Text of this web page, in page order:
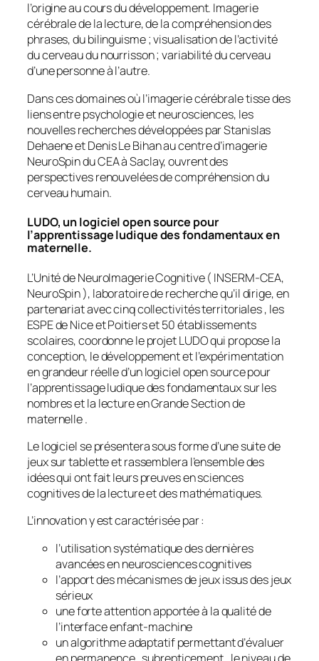
l’origine au cours du développement. Imagerie
cérébrale de la lecture, de la compréhension des
phrases, du bilinguisme ; visualisation de l’activité
du cerveau du nourrisson ; variabilité du cerveau
d’une personne à l’autre.
Dans ces domaines où l’imagerie cérébrale tisse des
liens entre psychologie et neurosciences, les
nouvelles recherches développées par Stanislas
Dehaene et Denis Le Bihan au centre d’imagerie
NeuroSpin du CEA à Saclay, ouvrent des
perspectives renouvelées de compréhension du
cerveau humain.
LUDO, un logiciel open source pour
l’apprentissage ludique des fondamentaux en
maternelle.
L’Unité de NeuroImagerie Cognitive ( INSERM-CEA,
NeuroSpin ), laboratoire de recherche qu’il dirige, en
partenariat avec cinq collectivités territoriales , les
ESPE de Nice et Poitiers et 50 établissements
scolaires, coordonne le projet LUDO qui propose la
conception, le développement et l’expérimentation
en grandeur réelle d’un logiciel open source pour
l’apprentissage ludique des fondamentaux sur les
nombres et la lecture en Grande Section de
maternelle .
Le logiciel se présentera sous forme d’une suite de
jeux sur tablette et rassemblera l’ensemble des
idées qui ont fait leurs preuves en sciences
cognitives de la lecture et des mathématiques.
L’innovation y est caractérisée par :
l’utilisation systématique des dernières
avancées en neurosciences cognitives
l’apport des mécanismes de jeux issus des jeux
sérieux
une forte attention apportée à la qualité de
l’interface enfant-machine
un algorithme adaptatif permettant d’évaluer